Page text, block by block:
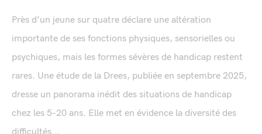
Près d’un jeune sur quatre déclare une altération
importante de ses fonctions physiques, sensorielles ou
psychiques, mais les formes sévères de handicap restent
rares. Une étude de la Drees, publiée en septembre 2025,
dresse un panorama inédit des situations de handicap
chez les 5-20 ans. Elle met en évidence la diversité des